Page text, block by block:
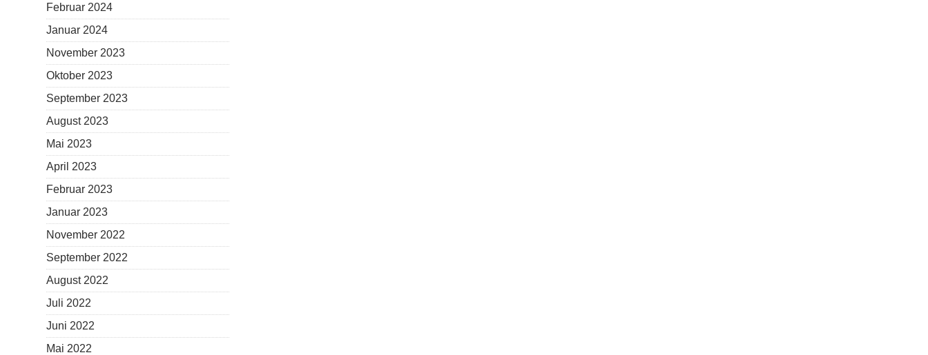
Februar 2024
Januar 2024
November 2023
Oktober 2023
September 2023
August 2023
Mai 2023
April 2023
Februar 2023
Januar 2023
November 2022
September 2022
August 2022
Juli 2022
Juni 2022
Mai 2022